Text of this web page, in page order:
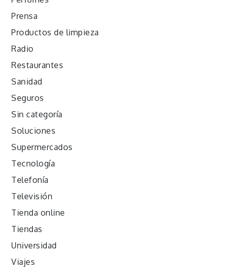
Prensa
Productos de limpieza
Radio
Restaurantes
Sanidad
Seguros
Sin categoría
Soluciones
Supermercados
Tecnología
Telefonía
Televisión
Tienda online
Tiendas
Universidad
Viajes